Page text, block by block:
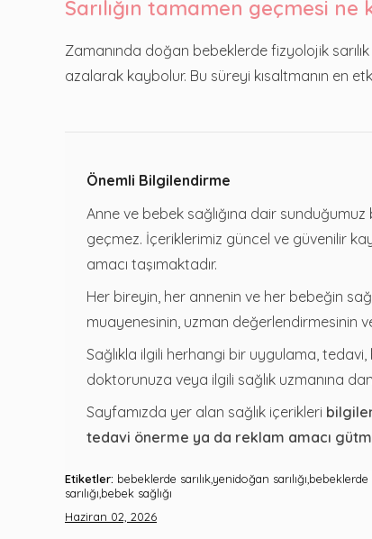
Sarılığın tamamen geçmesi
Zamanında doğan bebeklerde fizyolojik
azalarak kaybolur. Bu süreyi kısaltmanın en
Önemli Bilgilendirme
Anne ve bebek sağlığına dair
geçmez. İçeriklerimiz güncel ve güvenilir
amacı taşımaktadır.
Her bireyin, her annenin ve her bebeğin
muayenesinin, uzman değerlendirmesinin
Sağlıkla ilgili herhangi bir uygulama,
doktorunuza veya ilgili sağlık uzmanına
Sayfamızda yer alan sağlık içerikleri
tedavi önerme ya da reklam amacı
Etiketler: bebeklerde sarılık,yenidoğan
sarılığı,bebek sağlığı
Haziran 02, 2026